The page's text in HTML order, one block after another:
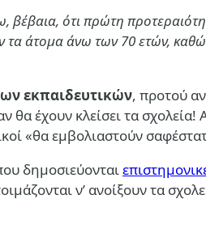
βέβαια, ότι πρώτη
τα άτομα άνω των 70 ετών,
εκπαιδευτικών, προτού
θα έχουν κλείσει τα
«θα εμβολιαστούν
δημοσιεύονται
ν’ ανοίξουν τα